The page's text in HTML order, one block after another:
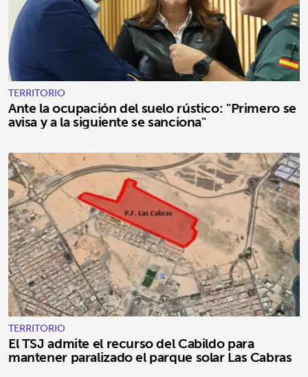
TERRITORIO
Ante la ocupación del suelo rústico: "Primero se
avisa y a la siguiente se sanciona"
TERRITORIO
El TSJ admite el recurso del Cabildo para
mantener paralizado el parque solar Las Cabras